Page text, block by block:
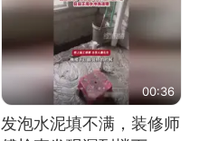
00:36
发泡水泥填不满，装修师